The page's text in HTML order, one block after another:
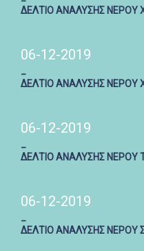
ΔΕΛΤΙΟ ΑΝΑΛΥΣΗΣ
06-12-2019
ΔΕΛΤΙΟ ΑΝΑΛΥΣΗΣ ΝΕΡΟΥ
06-12-2019
ΔΕΛΤΙΟ ΑΝΑΛΥΣΗΣ ΝΕΡΟΥ
06-12-2019
ΔΕΛΤΙΟ ΑΝΑΛΥΣΗΣ ΝΕΡΟΥ